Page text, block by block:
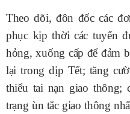
Theo dõi, đôn đốc các
phục kịp thời các tuyến
hỏng, xuống cấp để đảm
lại trong dịp Tết; tăng
thiểu tai nạn giao thông;
trạng ùn tắc giao thông